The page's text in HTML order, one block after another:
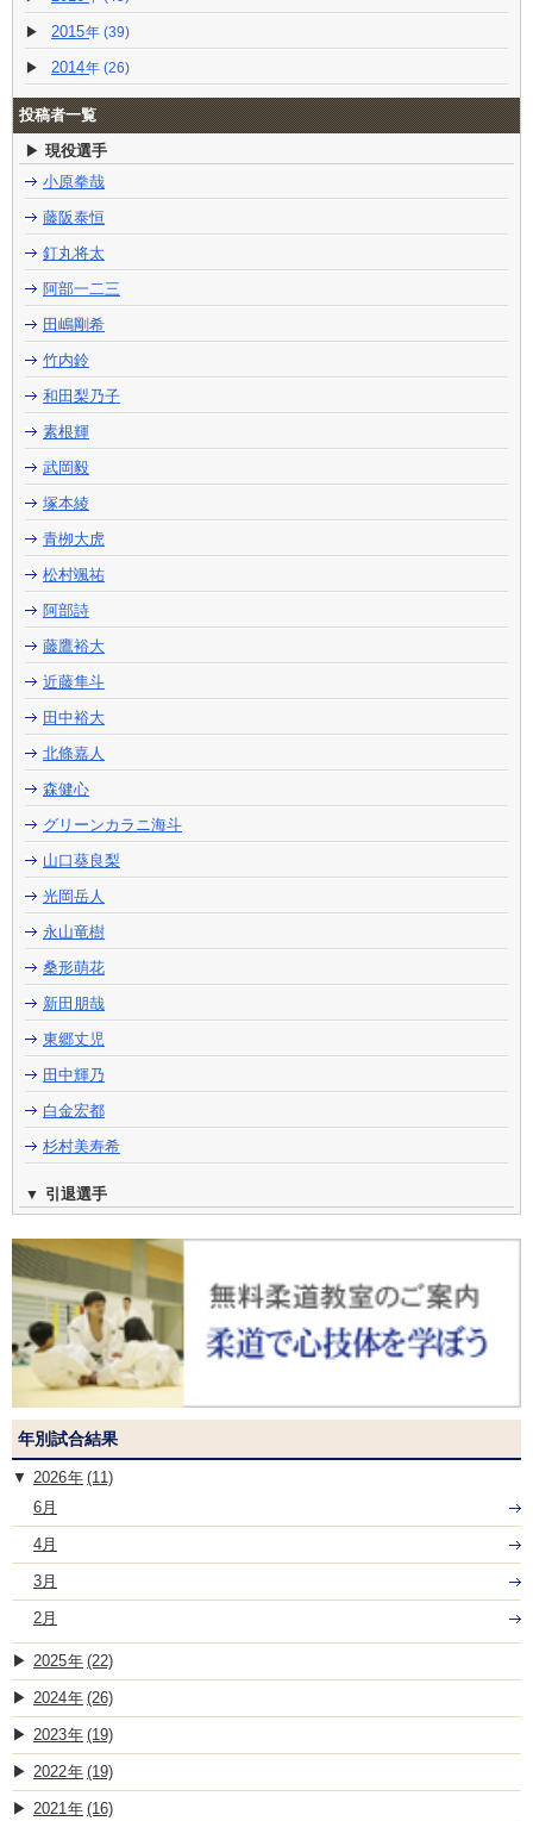
2015 (39)
2014 (26)
投稿者一覧
現役選手
小原拳哉
藤阪泰恒
釘丸将太
阿部一二三
田嶋剛希
竹内鈴
和田梨乃子
素根輝
武岡毅
塚本綾
青栁大虎
松村颯祐
阿部詩
藤鷹裕大
近藤隼斗
田中裕大
北條嘉人
森健心
グリーンカラニ海斗
山口葵良梨
光岡岳人
永山竜樹
桑形萌花
新田朋哉
東郷丈児
田中輝乃
白金宏都
杉村美寿希
引退選手
年別試合結果
2026
(11)
6月
4月
3月
2月
2025 (22)
2024 (26)
2023 (19)
2022 (19)
2021 (16)